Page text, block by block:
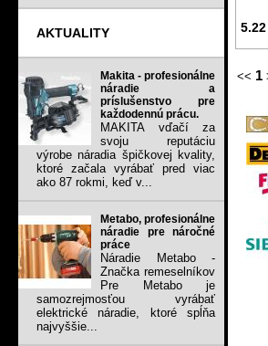
AKTUALITY
Makita - profesionálne
náradie a
príslušenstvo pre
každodennú prácu.
MAKITA vďačí za
svoju reputáciu
výrobe náradia špičkovej kvality,
ktoré začala vyrábať pred viac
ako 87 rokmi, keď v...
Metabo, profesionálne
náradie pre náročné
práce
Náradie Metabo -
Značka remeselníkov
Pre Metabo je
samozrejmosťou vyrábať
elektrické náradie, ktoré spĺňa
najvyššie...
<< 1